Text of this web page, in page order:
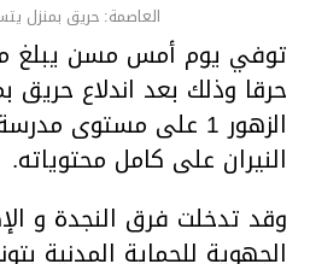
العاصمة: حريق بمنزل
حرقا وذلك بعد اندلاع حريق
الزهور 1 على مستوى
النيران على كامل محتوياته.
وقد تدخلت فرق النجدة و
الجهوية للحماية المدنية